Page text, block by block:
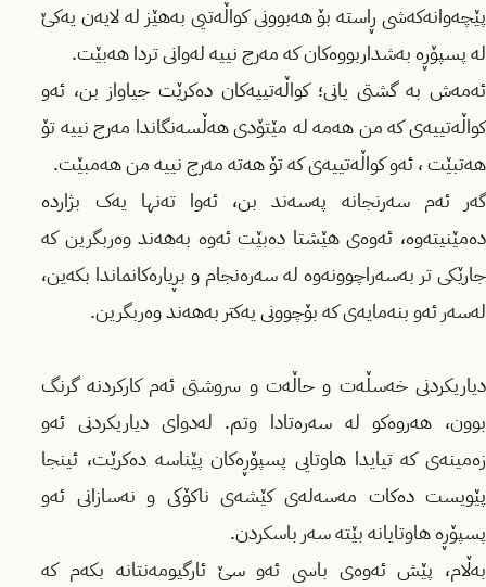
پێچەوانەکەشی ڕاستە بۆ هەبوونی کواڵەتیی بەهێز لە لایەن یەکێ
لە پسپۆڕە بەشداربووەکان کە مەرج نییە لەوانی تردا هەبێت.
ئەمەش بە گشتی یانی؛ کواڵەتییەکان دەکرێت جیاواز بن، ئەو
کواڵەتییەی کە من هەمە لە مێتۆدی هەڵسەنگاندا مەرج نییە تۆ
هەتبێت ، ئەو کواڵەتیيەی کە تۆ هەتە مەرج نییە من هەمبێت.
گەر ئەم سەرنجانە پەسەند بن، ئەوا تەنها یەک بژاردە
دەمێنیتەوە، ئەوەی هێشتا دەبێت ئەوە بەهەند وەربگرین کە
جارێکی تر بەسەراچوونەوە لە سەرەنجام و بڕیارەکانماندا بکەین،
لەسەر ئەو بنەمایەی کە بۆچوونی یەکتر بەهەند وەربگرین.
دیاریکردنی خەسڵەت و حاڵەت و سروشتی ئەم کارکردنە گرنگ
بوون، هەروەکو لە سەرەتادا وتم. لەدوای دیاریکردنی ئەو
زەمینەی کە تیایدا هاوتایی پسپۆڕەکان پێناسە دەکرێت، ئینجا
پێویست دەکات مەسەلەی کێشەی ناکۆکی و نەسازانی ئەو
پسپۆڕە هاوتایانە بێتە سەر باسکردن.
بەڵام، پێش ئەوەی باسی ئەو سێ ئارگیومەنتانە بکەم کە